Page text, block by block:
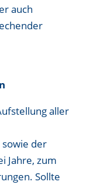
auch
aller
der
Jahre, zum
Sollte